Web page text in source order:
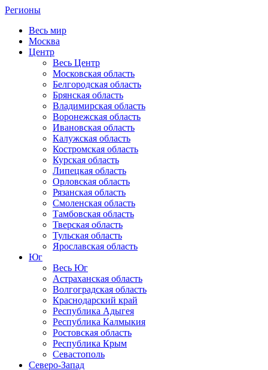
Регионы
Весь мир
Москва
Центр
Весь Центр
Московская область
Белгородская область
Брянская область
Владимирская область
Воронежская область
Ивановская область
Калужская область
Костромская область
Курская область
Липецкая область
Орловская область
Рязанская область
Смоленская область
Тамбовская область
Тверская область
Тульская область
Ярославская область
Юг
Весь Юг
Астраханская область
Волгоградская область
Краснодарский край
Республика Адыгея
Республика Калмыкия
Ростовская область
Республика Крым
Севастополь
Северо-Запад